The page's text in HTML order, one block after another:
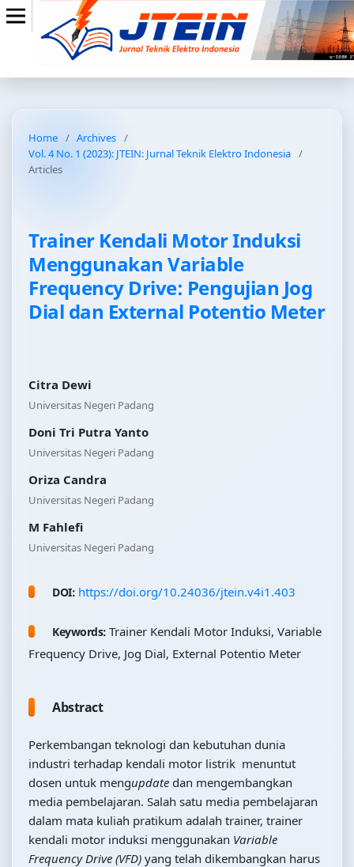
Home / Archives /
Vol. 4 No. 1 (2023): JTEIN: Jurnal Teknik Elektro Indonesia /
Articles
Trainer Kendali Motor Induksi
Menggunakan Variable
Frequency Drive: Pengujian Jog
Dial dan External Potentio Meter
Citra Dewi
Universitas Negeri Padang
Doni Tri Putra Yanto
Universitas Negeri Padang
Oriza Candra
Universitas Negeri Padang
M Fahlefi
Universitas Negeri Padang
DOI: https://doi.org/10.24036/jtein.v4i1.403
Keywords: Trainer Kendali Motor Induksi, Variable
Frequency Drive, Jog Dial, External Potentio Meter
Abstract
Perkembangan teknologi dan kebutuhan dunia
industri terhadap kendali motor listrik menuntut
dosen untuk mengupdate dan mengembangkan
media pembelajaran. Salah satu media pembelajaran
dalam mata kuliah pratikum adalah trainer, trainer
kendali motor induksi menggunakan Variable
Frequency Drive (VFD) yang telah dikembangkan harus